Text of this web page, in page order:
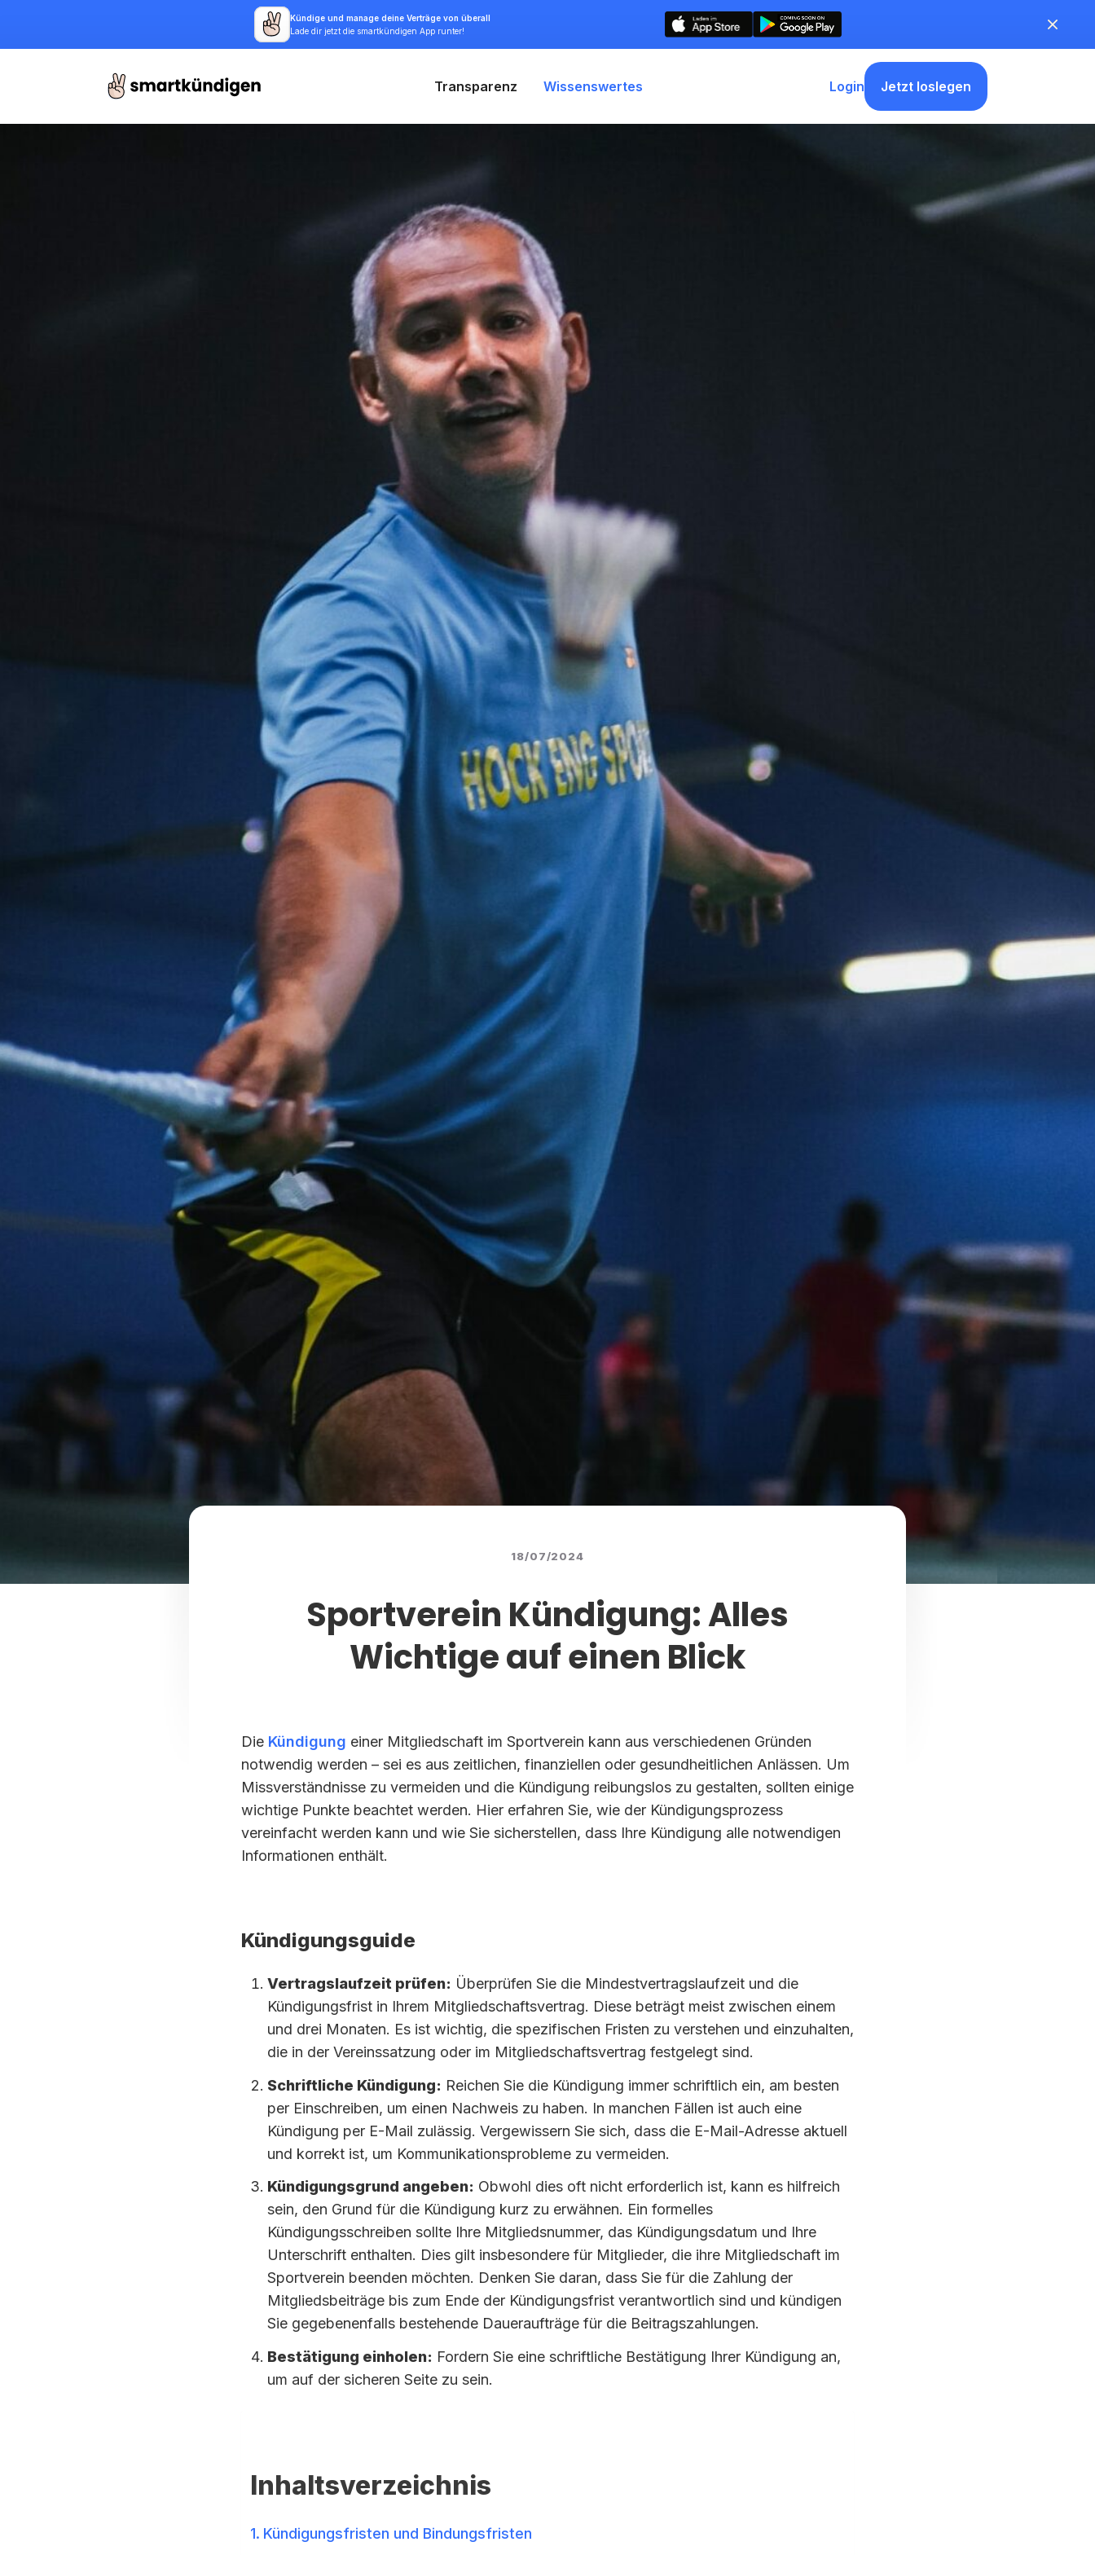
Kündige und manage deine Verträge von überall
Lade dir jetzt die smartkündigen App runter!
Transparenz Wissenswertes Login Jetzt loslegen
18/07/2024
Sportverein Kündigung: Alles
Wichtige auf einen Blick
Die Kündigung einer Mitgliedschaft im Sportverein kann aus verschiedenen Gründen
notwendig werden – sei es aus zeitlichen, finanziellen oder gesundheitlichen Anlässen. Um
Missverständnisse zu vermeiden und die Kündigung reibungslos zu gestalten, sollten einige
wichtige Punkte beachtet werden. Hier erfahren Sie, wie der Kündigungsprozess
vereinfacht werden kann und wie Sie sicherstellen, dass Ihre Kündigung alle notwendigen
Informationen enthält.
Kündigungsguide
Vertragslaufzeit prüfen: Überprüfen Sie die Mindestvertragslaufzeit und die
Kündigungsfrist in Ihrem Mitgliedschaftsvertrag. Diese beträgt meist zwischen einem
und drei Monaten. Es ist wichtig, die spezifischen Fristen zu verstehen und einzuhalten,
die in der Vereinssatzung oder im Mitgliedschaftsvertrag festgelegt sind.
Schriftliche Kündigung: Reichen Sie die Kündigung immer schriftlich ein, am besten
per Einschreiben, um einen Nachweis zu haben. In manchen Fällen ist auch eine
Kündigung per E-Mail zulässig. Vergewissern Sie sich, dass die E-Mail-Adresse aktuell
und korrekt ist, um Kommunikationsprobleme zu vermeiden.
Kündigungsgrund angeben: Obwohl dies oft nicht erforderlich ist, kann es hilfreich
sein, den Grund für die Kündigung kurz zu erwähnen. Ein formelles
Kündigungsschreiben sollte Ihre Mitgliedsnummer, das Kündigungsdatum und Ihre
Unterschrift enthalten. Dies gilt insbesondere für Mitglieder, die ihre Mitgliedschaft im
Sportverein beenden möchten. Denken Sie daran, dass Sie für die Zahlung der
Mitgliedsbeiträge bis zum Ende der Kündigungsfrist verantwortlich sind und kündigen
Sie gegebenenfalls bestehende Daueraufträge für die Beitragszahlungen.
Bestätigung einholen: Fordern Sie eine schriftliche Bestätigung Ihrer Kündigung an,
um auf der sicheren Seite zu sein.
Inhaltsverzeichnis
Kündigungsfristen und Bindungsfristen